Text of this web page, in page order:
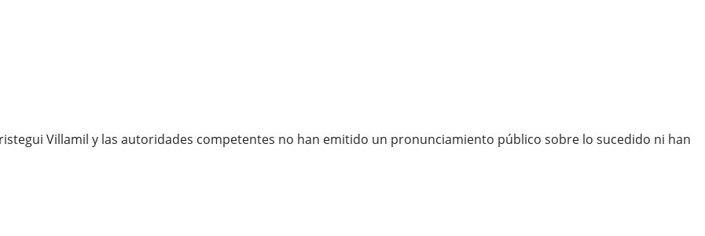
Villamil y las autoridades competentes no han emitido un pronunciamiento público sobre lo sucedido ni han